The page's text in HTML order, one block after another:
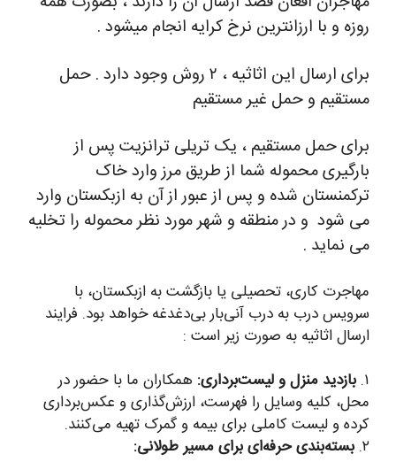
روزه و با ارزانترین نرخ کرایه انجام میشود .
برای ارسال این اثاثیه ، ۲ روش وجود دارد . حمل
مستقیم و حمل غیر مستقیم
برای حمل مستقیم ، یک تریلی ترانزیت پس از
بارگیری محموله شما از طریق مرز وارد خاک
ترکمنستان شده و پس از عبور از آن به ازبکستان وارد
می شود و در منطقه و شهر مورد نظر محموله را تخلیه
می نماید .
مهاجرت کاری، تحصیلی یا بازگشت به ازبکستان، با
سرویس درب به درب آنی‌بار بی‌دغدغه خواهد بود. فرایند
ارسال اثاثیه به صورت زیر است :
۱. بازدید منزل و لیست‌برداری: همکاران ما با حضور در
محل، کلیه وسایل را فهرست، ارزش‌گذاری و عکس‌برداری
کرده و لیست کاملی برای بیمه و گمرک تهیه می‌کنند.
۲. بسته‌بندی حرفه‌ای برای مسیر طولانی: